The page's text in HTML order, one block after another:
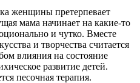
женщины претерпевает
мама начинает на какие-то
и чутко. Вместе
и творчества считается
влияния на состояние
развитие детей.
песочная терапия.